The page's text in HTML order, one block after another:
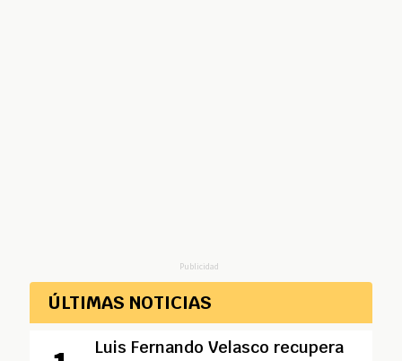
Publicidad
ÚLTIMAS NOTICIAS
Luis Fernando Velasco recupera